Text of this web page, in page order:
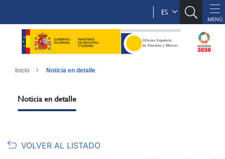
ES
Inicio Noticia en detalle
Noticia en detalle
VOLVER AL LISTADO